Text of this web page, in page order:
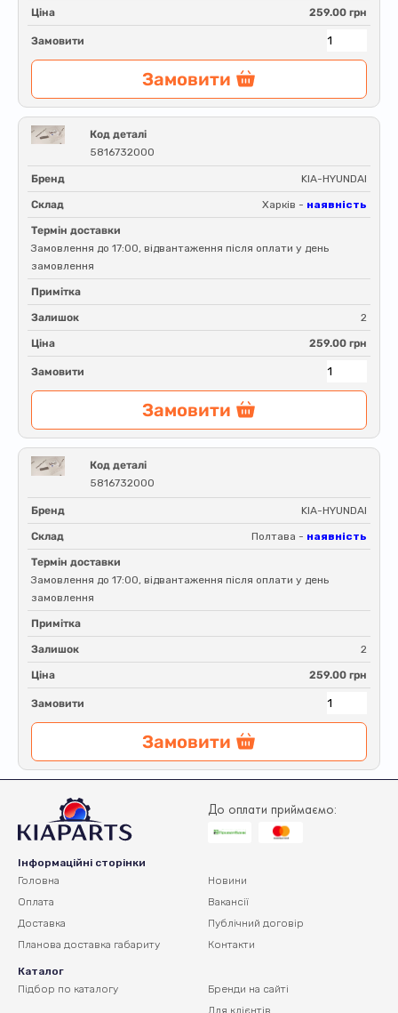
Ціна 259.00 грн
Замовити
Замовити
Код деталі
5816732000
Бренд KIA-HYUNDAI
Склад Харків - наявність
Термін доставки
Замовлення до 17:00, відвантаження після оплати у день
замовлення
Примітка
Залишок 2
Ціна 259.00 грн
Замовити
Замовити
Код деталі
5816732000
Бренд KIA-HYUNDAI
Склад Полтава - наявність
Термін доставки
Замовлення до 17:00, відвантаження після оплати у день
замовлення
Примітка
Залишок 2
Ціна 259.00 грн
Замовити
Замовити
До оплати приймаємо:
Інформаційні сторінки
Головна
Оплата
Доставка
Планова доставка габариту
Новини
Вакансії
Публічний договір
Контакти
Каталог
Підбор по каталогу
Бренди на сайті
Для клієнтів